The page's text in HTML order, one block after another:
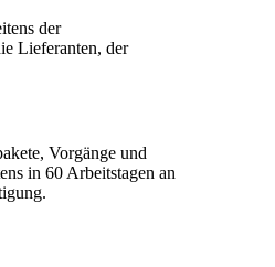
der
Lieferanten, der
Vorgänge und
in 60 Arbeitstagen an